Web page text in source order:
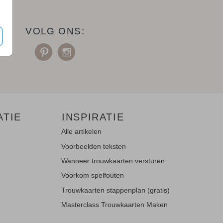
VOLG ONS:
INSPIRATIE
Alle artikelen
Voorbeelden teksten
Wanneer trouwkaarten versturen
Voorkom spelfouten
Trouwkaarten stappenplan (gratis)
Masterclass Trouwkaarten Maken